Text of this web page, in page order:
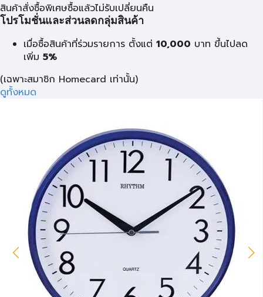
สินค้าสั่งซื้อพิเศษซื้อแล้วไม่รับเปลี่ยนคืน
โปรโมชั่นและส่วนลดกลุ่มสินค้า
เมื่อซื้อสินค้าที่ร่วมรายการ ตั้งแต่ 10,000 บาท ขึ้นไปลด
เพิ่ม 5%
(เฉพาะสมาชิก Homecard เท่านั้น)
ดูทั้งหมด